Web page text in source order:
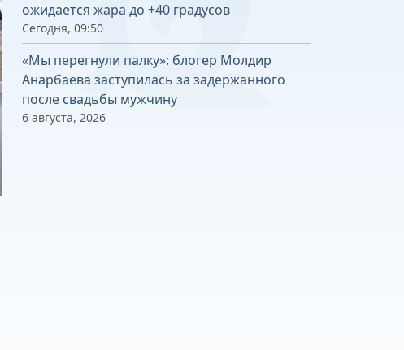
ожидается жара до +40 градусов
Сегодня, 09:50
«Мы перегнули палку»: блогер Молдир
Анарбаева заступилась за задержанного
после свадьбы мужчину
6 августа, 2026